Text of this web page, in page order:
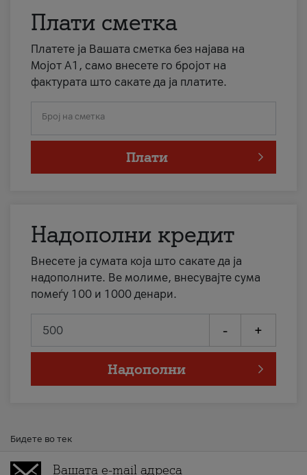
Плати сметка
Платете ја Вашата сметка без најава на
Мојот А1, само внесете го бројот на
фактурата што сакате да ја платите.
Број на сметка
Плати
Надополни кредит
Внесете ја сумата која што сакате да ја
надополните. Ве молиме, внесувајте сума
помеѓу 100 и 1000 денари.
- +
Надополни
Бидете во тек